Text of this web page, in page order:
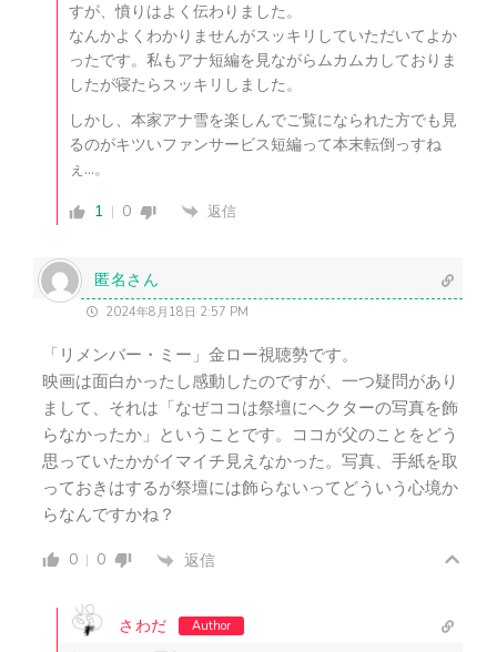
すが、憤りはよく伝わりました。
なんかよくわかりませんがスッキリしていただいてよか
ったです。私もアナ短編を見ながらムカムカしておりま
したが寝たらスッキリしました。
しかし、本家アナ雪を楽しんでご覧になられた方でも見
るのがキツいファンサービス短編って本末転倒っすね
ぇ…。
1
0 返信
匿名さん
2024年8月18日 2:57 PM
「リメンバー・ミー」金ロー視聴勢です。
映画は面白かったし感動したのですが、一つ疑問があり
まして、それは「なぜココは祭壇にヘクターの写真を飾
らなかったか」ということです。ココが父のことをどう
思っていたかがイマイチ見えなかった。写真、手紙を取
っておきはするが祭壇には飾らないってどういう心境か
らなんですかね？
0 0 返信
さわだ Author